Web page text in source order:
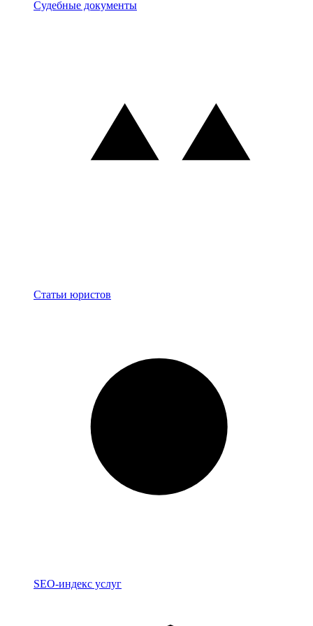
Документы
Судебные документы
Блог
Статьи юристов
Индекс
SEO-индекс услуг